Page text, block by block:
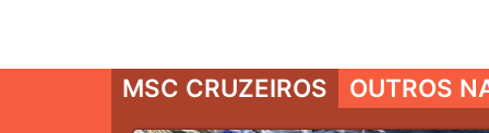
MSC CRUZEIROS OUTROS